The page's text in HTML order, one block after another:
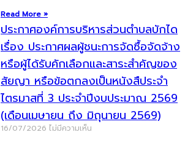
Read More »
ประกาศองค์การบริหารส่วนตำบลบักได
เรื่อง ประกาศผลผู้ชนะการจัดซื้อจัดจ้าง
หรือผู้ได้รับคักเลือกและสาระสำคัญของ
สัยญา หรือข้อตกลงเป็นหนังสืประจำ
ไตรมาสที่ 3 ประจำปีงบประมาณ 2569
(เดือนเมษายน ถึง มิถุนายน 2569)
16/07/2026 ไม่มีความเห็น